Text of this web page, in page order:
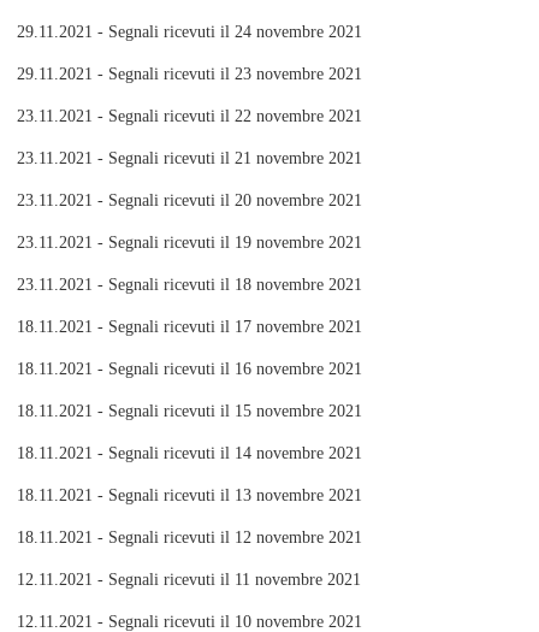
29.11.2021 - Segnali ricevuti il 24 novembre 2021
29.11.2021 - Segnali ricevuti il 23 novembre 2021
23.11.2021 - Segnali ricevuti il 22 novembre 2021
23.11.2021 - Segnali ricevuti il 21 novembre 2021
23.11.2021 - Segnali ricevuti il 20 novembre 2021
23.11.2021 - Segnali ricevuti il 19 novembre 2021
23.11.2021 - Segnali ricevuti il 18 novembre 2021
18.11.2021 - Segnali ricevuti il 17 novembre 2021
18.11.2021 - Segnali ricevuti il 16 novembre 2021
18.11.2021 - Segnali ricevuti il 15 novembre 2021
18.11.2021 - Segnali ricevuti il 14 novembre 2021
18.11.2021 - Segnali ricevuti il 13 novembre 2021
18.11.2021 - Segnali ricevuti il 12 novembre 2021
12.11.2021 - Segnali ricevuti il 11 novembre 2021
12.11.2021 - Segnali ricevuti il 10 novembre 2021